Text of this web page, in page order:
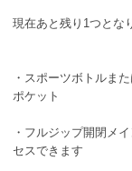
現在あと残り1つとな
・スポーツボトルま
ポケット
・フルジップ開閉メ
セスできます